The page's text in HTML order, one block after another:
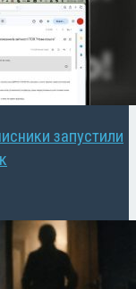
запустили